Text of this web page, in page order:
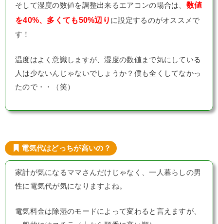
そして湿度の数値を調整出来るエアコンの場合は、 数値
を40%、多くても50%辺り に設定するのがオススメで
す！
温度はよく意識しますが、湿度の数値まで気にしている
人は少ないんじゃないでしょうか？僕も全くしてなかっ
たので・・（笑）
電気代はどっちが高いの？
家計が気になるママさんだけじゃなく、一人暮らしの男
性に電気代が気になりますよね。
電気料金は除湿のモードによって変わると言えますが、